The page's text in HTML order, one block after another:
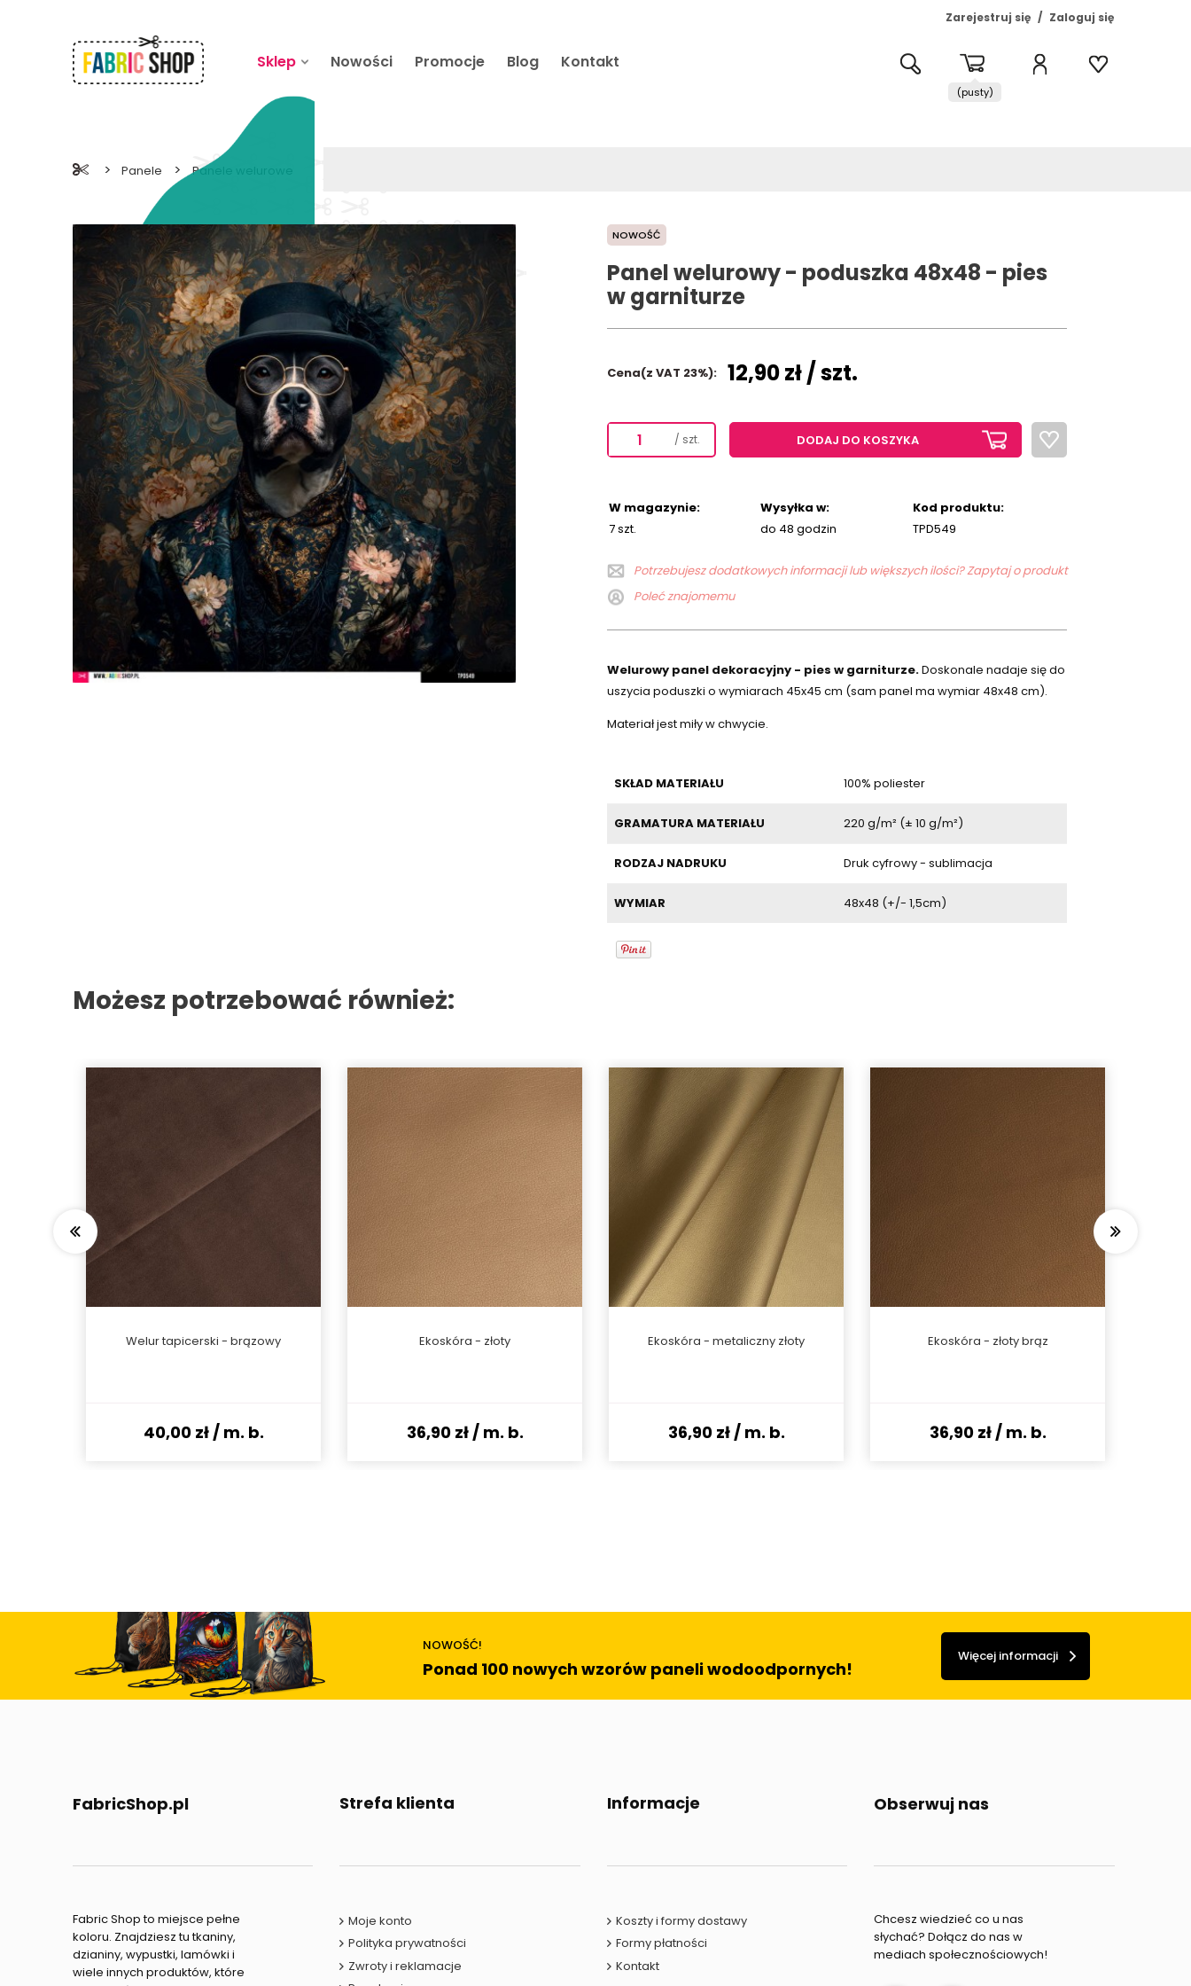
Zarejestruj się Zaloguj się
Sklep Nowości Promocje Blog Kontakt
(pusty)
> Panele > Panele welurowe
NOWOŚĆ
Panel welurowy - poduszka 48x48 - pies
w garniturze
Cena(z VAT 23%): 12,90 zł/ szt.
/ szt. DODAJ DO KOSZYKA
W magazynie:
7 szt.
Wysyłka w:
do 48 godzin
Kod produktu:
TPD549
Potrzebujesz dodatkowych informacji lub większych ilości? Zapytaj o produkt
Poleć znajomemu
Welurowy panel dekoracyjny - pies w garniturze.Doskonale nadaje się do
uszycia poduszki o wymiarach 45x45 cm (sam panel ma wymiar 48x48 cm).
Materiał jest miły w chwycie.
SKŁAD MATERIAŁU 100% poliester
GRAMATURA MATERIAŁU 220 g/m² (± 10 g/m²)
RODZAJ NADRUKU Druk cyfrowy - sublimacja
WYMIAR 48x48 (+/- 1,5cm)
Możesz potrzebować również:
Welur tapicerski - brązowy
40,00 zł/ m. b.
Ekoskóra - złoty
36,90 zł/ m. b.
Ekoskóra - metaliczny złoty
36,90 zł/ m. b.
Ekoskóra - złoty brąz
36,90 zł/ m. b.
NOWOŚĆ!
Ponad 100 nowych wzorów paneli wodoodpornych!
Więcej informacji
FabricShop.pl
Fabric Shop to miejsce pełne
koloru. Znajdziesz tu tkaniny,
dzianiny, wypustki, lamówki i
wiele innych produktów, które
Strefa klienta
Moje konto
Polityka prywatności
Zwroty i reklamacje
Informacje
Koszty i formy dostawy
Formy płatności
Kontakt
Obserwuj nas
Chcesz wiedzieć co u nas
słychać? Dołącz do nas w
mediach społecznościowych!